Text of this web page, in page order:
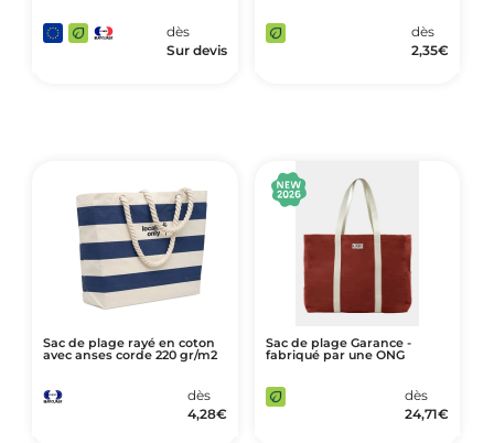
dès
Sur devis
dès
2,35€
Sac de plage rayé en coton
avec anses corde 220 gr/m2
dès
4,28€
Sac de plage Garance -
fabriqué par une ONG
dès
24,71€